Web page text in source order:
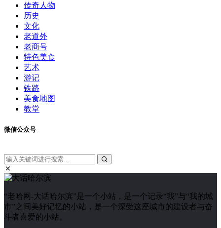
传奇人物
历史
文化
老道外
老商号
特色美食
艺术
游记
铁路
美食地图
教堂
微信公众号
“老哈网-大话哈尔滨”是一个小站，是一个记录“我”与“我的城
市”之间美好记忆的小站，是一个深受这座城市的建设者与奋
斗者喜爱的小站。